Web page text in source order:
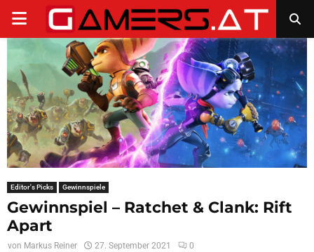
PRIMARY
MENU
Editor's Picks Gewinnspiele
Gewinnspiel – Ratchet & Clank: Rift
Apart
von Markus Reiner 27. September 2021 0